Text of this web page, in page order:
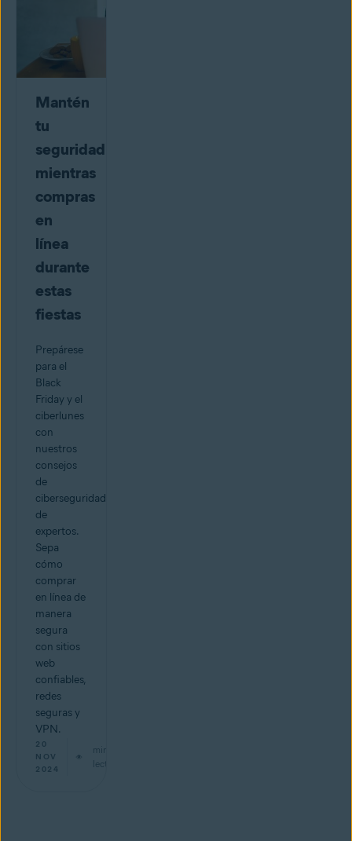
Mantén
tu
seguridad
mientras
compras
en
línea
durante
estas
fiestas
Prepárese
para el
Black
Friday y el
ciberlunes
con
nuestros
consejos
de
ciberseguridad
de
expertos.
Sepa
cómo
comprar
en línea de
manera
segura
con sitios
web
confiables,
redes
seguras y
VPN.
20
NOV
2024
min de
lectura